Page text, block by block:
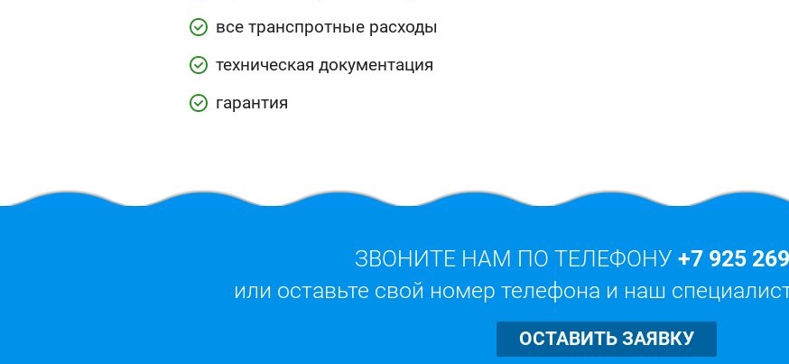
все транспротные расходы
техническая документация
гарантия
ЗВОНИТЕ НАМ ПО ТЕЛЕФОНУ +7 925
или оставьте свой номер телефона и наш
ОСТАВИТЬ ЗАЯВКУ